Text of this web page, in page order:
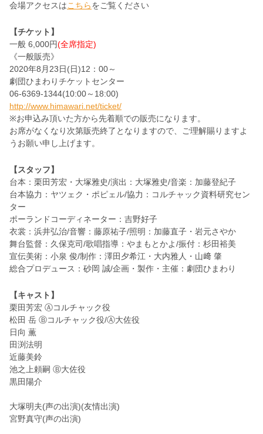
会場アクセスはこちらをご覧ください
【チケット】
一般 6,000円(全席指定)
《一般販売》
2020年8月23日(日)12：00～
劇団ひまわりチケットセンター
06-6369-1344(10:00～18:00)
http://www.himawari.net/ticket/
※お申込み頂いた方から先着順での販売になります。
お席がなくなり次第販売終了となりますので、ご理解賜りますよ
うお願い申し上げます。
【スタッフ】
台本：栗田芳宏・大塚雅史/演出：大塚雅史/音楽：加藤登紀子
台本協力：ヤツェク・ポピェル/協力：コルチャック資料研究セン
ター
ポーランドコーディネーター：吉野好子
衣裳：浜井弘治/音響：藤原祐子/照明：加藤直子・岩元さやか
舞台監督：久保克司/歌唱指導：やまもとかよ/振付：杉田裕美
宣伝美術：小泉 俊/制作：澤田夕希江・大内雅人・山﨑 肇
総合プロデュース：砂岡 誠/企画・製作・主催：劇団ひまわり
【キャスト】
栗田芳宏 Ⓐコルチャック役
松田 岳 Ⓑコルチャック役/Ⓐ大佐役
日向 薫
田渕法明
近藤美鈴
池之上頼嗣 Ⓑ大佐役
黒田陽介
大塚明夫(声の出演)(友情出演)
宮野真守(声の出演)